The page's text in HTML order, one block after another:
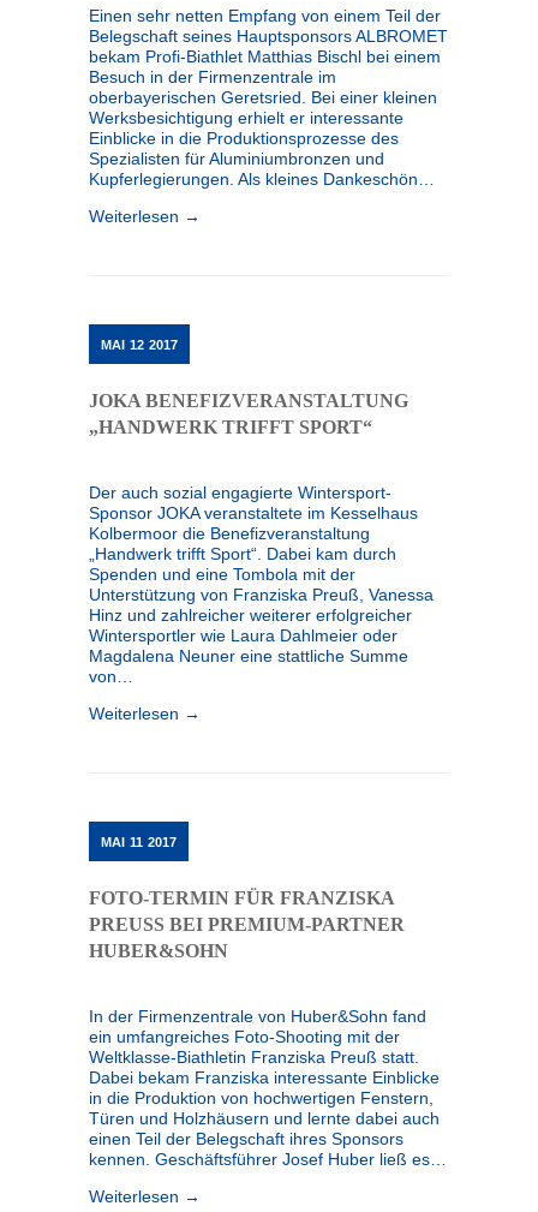
Einen sehr netten Empfang von einem Teil der
Belegschaft seines Hauptsponsors ALBROMET
bekam Profi-Biathlet Matthias Bischl bei einem
Besuch in der Firmenzentrale im
oberbayerischen Geretsried. Bei einer kleinen
Werksbesichtigung erhielt er interessante
Einblicke in die Produktionsprozesse des
Spezialisten für Aluminiumbronzen und
Kupferlegierungen. Als kleines Dankeschön…
Weiterlesen →
MAI 12 2017
JOKA BENEFIZVERANSTALTUNG
„HANDWERK TRIFFT SPORT“
Der auch sozial engagierte Wintersport-
Sponsor JOKA veranstaltete im Kesselhaus
Kolbermoor die Benefizveranstaltung
„Handwerk trifft Sport“. Dabei kam durch
Spenden und eine Tombola mit der
Unterstützung von Franziska Preuß, Vanessa
Hinz und zahlreicher weiterer erfolgreicher
Wintersportler wie Laura Dahlmeier oder
Magdalena Neuner eine stattliche Summe
von…
Weiterlesen →
MAI 11 2017
FOTO-TERMIN FÜR FRANZISKA
PREUSS BEI PREMIUM-PARTNER H
UBER&SOHN
In der Firmenzentrale von Huber&Sohn fand
ein umfangreiches Foto-Shooting mit der
Weltklasse-Biathletin Franziska Preuß statt.
Dabei bekam Franziska interessante Einblicke
in die Produktion von hochwertigen Fenstern,
Türen und Holzhäusern und lernte dabei auch
einen Teil der Belegschaft ihres Sponsors
kennen. Geschäftsführer Josef Huber ließ es…
Weiterlesen →